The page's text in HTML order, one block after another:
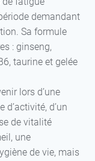
demandant
Sa formule
: ginseng,
taurine et gelée
lors d’une
d’activité, d’un
de vitalité
une
de vie, mais